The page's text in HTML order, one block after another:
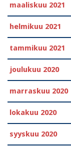
maaliskuu 2021
helmikuu 2021
tammikuu 2021
joulukuu 2020
marraskuu 2020
lokakuu 2020
syyskuu 2020